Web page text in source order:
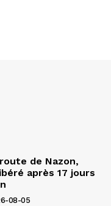
de Nazon,
après 17 jours
08-05